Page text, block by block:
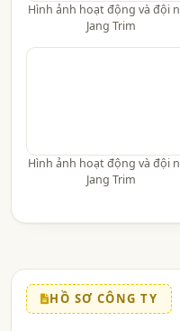
Hình ảnh hoạt động và đội
Jang Trim
Hình ảnh hoạt động và đội
Jang Trim
HỒ SƠ CÔNG TY